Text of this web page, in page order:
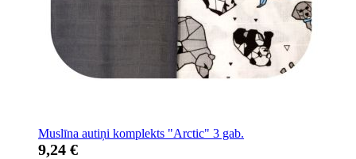
Muslīna autiņi komplekts "Arctic" 3 gab.
9,24 €